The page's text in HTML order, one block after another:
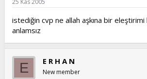
25 Kas 2005
istediğin cvp ne allah aşkına bir eleştirimi
anlamsız
E E R H A N
New member